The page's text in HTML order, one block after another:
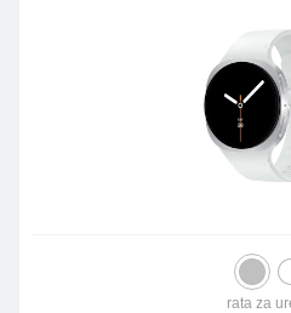
rata za